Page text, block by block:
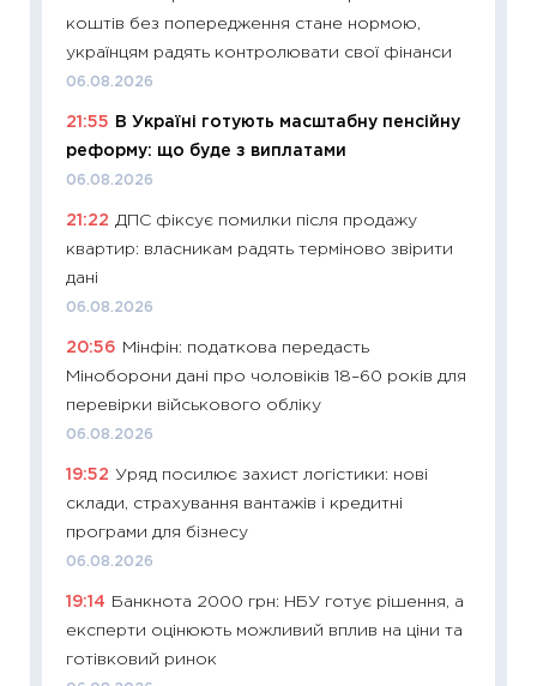
коштів без попередження стане нормою,
українцям радять контролювати свої фінанси
06.08.2026
21:55
В Україні готують масштабну пенсійну
реформу: що буде з виплатами
06.08.2026
21:22 ДПС фіксує помилки після продажу
квартир: власникам радять терміново звірити
дані
06.08.2026
20:56 Мінфін: податкова передасть
Міноборони дані про чоловіків 18–60 років для
перевірки військового обліку
06.08.2026
19:52 Уряд посилює захист логістики: нові
склади, страхування вантажів і кредитні
програми для бізнесу
06.08.2026
19:14
Банкнота 2000 грн: НБУ готує рішення, а
експерти оцінюють можливий вплив на ціни та
готівковий ринок